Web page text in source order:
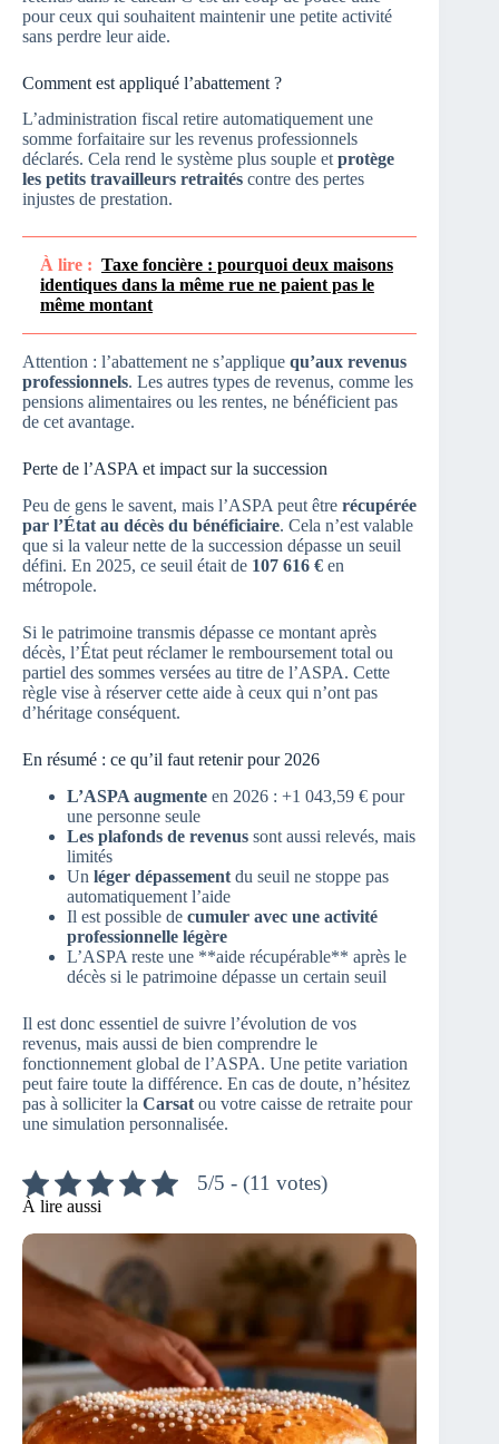
pour ceux qui souhaitent maintenir une petite activité
sans perdre leur aide.
Comment est appliqué l’abattement ?
L’administration fiscal retire automatiquement une
somme forfaitaire sur les revenus professionnels
déclarés. Cela rend le système plus souple et protège
les petits travailleurs retraités contre des pertes
injustes de prestation.
À lire : Taxe foncière : pourquoi deux maisons
identiques dans la même rue ne paient pas le
même montant
Attention : l’abattement ne s’applique qu’aux revenus
professionnels. Les autres types de revenus, comme les
pensions alimentaires ou les rentes, ne bénéficient pas
de cet avantage.
Perte de l’ASPA et impact sur la succession
Peu de gens le savent, mais l’ASPA peut être récupérée
par l’État au décès du bénéficiaire. Cela n’est valable
que si la valeur nette de la succession dépasse un seuil
défini. En 2025, ce seuil était de 107 616 € en
métropole.
Si le patrimoine transmis dépasse ce montant après
décès, l’État peut réclamer le remboursement total ou
partiel des sommes versées au titre de l’ASPA. Cette
règle vise à réserver cette aide à ceux qui n’ont pas
d’héritage conséquent.
En résumé : ce qu’il faut retenir pour 2026
L’ASPA augmente en 2026 : +1 043,59 € pour
une personne seule
Les plafonds de revenus sont aussi relevés, mais
limités
Un léger dépassement du seuil ne stoppe pas
automatiquement l’aide
Il est possible de cumuler avec une activité
professionnelle légère
L’ASPA reste une **aide récupérable** après le
décès si le patrimoine dépasse un certain seuil
Il est donc essentiel de suivre l’évolution de vos
revenus, mais aussi de bien comprendre le
fonctionnement global de l’ASPA. Une petite variation
peut faire toute la différence. En cas de doute, n’hésitez
pas à solliciter la Carsat ou votre caisse de retraite pour
une simulation personnalisée.
5/5 - (11 votes)
À lire aussi